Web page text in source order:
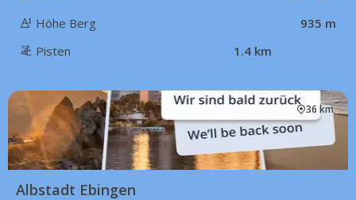
Höhe Berg
935 m
Pisten
1.4 km
36 km
Albstadt Ebingen